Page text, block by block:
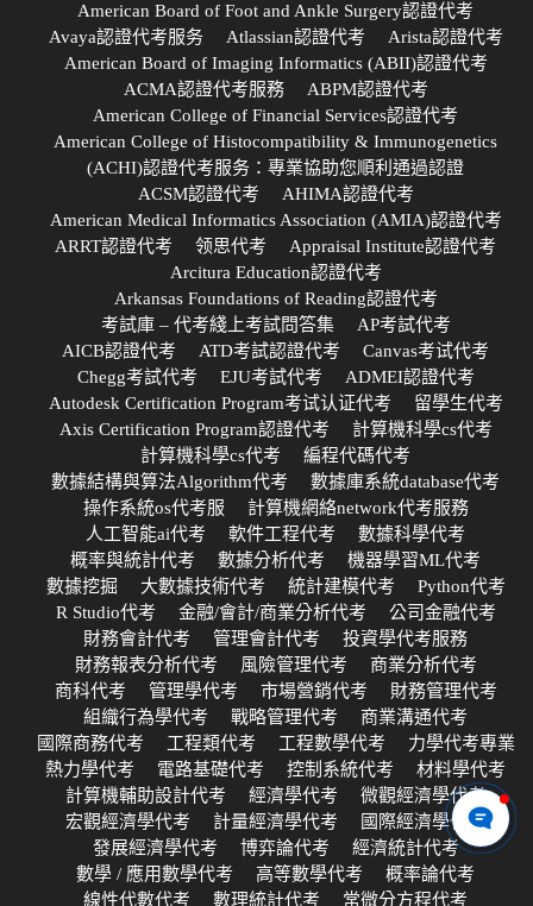
American Board of Foot and Ankle Surgery認證代考
Avaya認證代考服务
Atlassian認證代考
Arista認證代考
American Board of Imaging Informatics (ABII)認證代考
ACMA認證代考服務
ABPM認證代考
American College of Financial Services認證代考
American College of Histocompatibility & Immunogenetics
(ACHI)認證代考服务：專業協助您順利通過認證
ACSM認證代考
AHIMA認證代考
American Medical Informatics Association (AMIA)認證代考
ARRT認證代考
领思代考
Appraisal Institute認證代考
Arcitura Education認證代考
Arkansas Foundations of Reading認證代考
考試庫 – 代考綫上考試問答集
AP考試代考
AICB認證代考
ATD考試認證代考
Canvas考试代考
Chegg考試代考
EJU考試代考
ADMEI認證代考
Autodesk Certification Program考试认证代考
留學生代考
Axis Certification Program認證代考
計算機科學cs代考
計算機科學cs代考
編程代碼代考
數據結構與算法Algorithm代考
數據庫系統database代考
操作系統os代考服
計算機網絡network代考服務
人工智能ai代考
軟件工程代考
數據科學代考
概率與統計代考
數據分析代考
機器學習ML代考
數據挖掘
大數據技術代考 統計建模代考
Python代考
R Studio代考
金融/會計/商業分析代考
公司金融代考
財務會計代考
管理會計代考
投資學代考服務
財務報表分析代考
風險管理代考
商業分析代考
商科代考
管理學代考 市場營銷代考
財務管理代考
組織行為學代考
戰略管理代考
商業溝通代考
國際商務代考
工程類代考 工程數學代考
力學代考專業
熱力學代考
電路基礎代考 控制系統代考
材料學代考
計算機輔助設計代考
經濟學代考
微觀經濟學代考
宏觀經濟學代考
計量經濟學代考
國際經濟學代考
發展經濟學代考
博弈論代考
經濟統計代考
數學 / 應用數學代考
高等數學代考
概率論代考
線性代數代考
數理統計代考 常微分方程代考